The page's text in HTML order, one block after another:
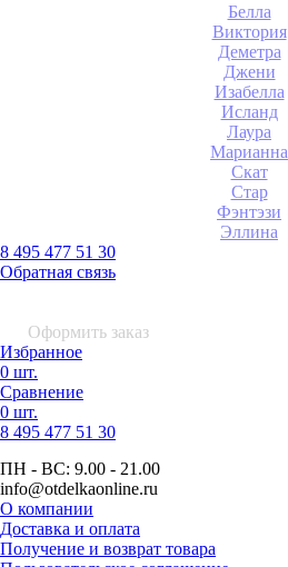
Белла
Виктория
Деметра
Джени
Изабелла
Исланд
Лаура
Марианна
Скат
Стар
Фэнтэзи
Эллина
8 495 477 51 30
Обратная связь
Оформить заказ
Избранное
0 шт.
Сравнение
0 шт.
8 495 477 51 30
ПН - ВС: 9.00 - 21.00
info@otdelkaonline.ru
О компании
Доставка и оплата
Получение и возврат товара